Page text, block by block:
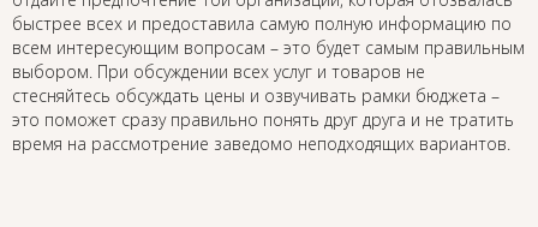
быстрее всех и предоставила самую полную информацию по
всем интересующим вопросам – это будет самым правильным
выбором. При обсуждении всех услуг и товаров не
стесняйтесь обсуждать цены и озвучивать рамки бюджета –
это поможет сразу правильно понять друг друга и не тратить
время на рассмотрение заведомо неподходящих вариантов.